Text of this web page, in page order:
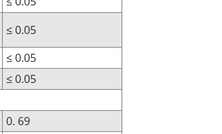
≤ 0.05
≤ 0.05
≤ 0.05
0. 69